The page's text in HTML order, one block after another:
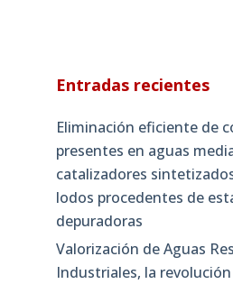
Entradas recientes
Eliminación eficiente de
presentes en aguas
catalizadores
lodos procedentes de
depuradoras
Valorización de Aguas
Industriales, la